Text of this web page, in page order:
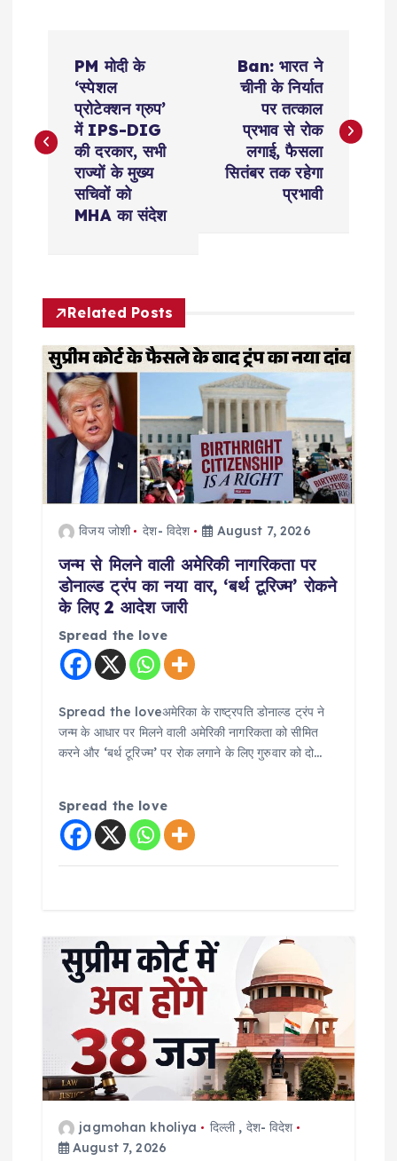
s
v
g
a
PM मोदी के
‘स्पेशल
प्रोटेक्शन ग्रुप’
में IPS-DIG
की दरकार, सभी
राज्यों के मुख्य
सचिवों को
MHA का संदेश
Ban: भारत ने
चीनी के निर्यात
पर तत्काल
प्रभाव से रोक
लगाई, फैसला
सितंबर तक रहेगा
प्रभावी
Related Posts
विजय जोशी देश- विदेश August 7, 2026
जन्म से मिलने वाली अमेरिकी नागरिकता पर
डोनाल्ड ट्रंप का नया वार, ‘बर्थ टूरिज्म’ रोकने
के लिए 2 आदेश जारी
Spread the love
Spread the loveअमेरिका के राष्ट्रपति डोनाल्ड ट्रंप ने
जन्म के आधार पर मिलने वाली अमेरिकी नागरिकता को सीमित
करने और ‘बर्थ टूरिज्म’ पर रोक लगाने के लिए गुरुवार को दो…
Spread the love
jagmohan kholiya दिल्ली, देश- विदेश
August 7, 2026